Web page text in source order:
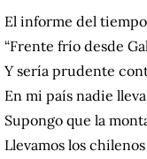
El informe del
“Frente frío desde
Y sería prudente
En mi país nadie
Supongo que la
Llevamos los